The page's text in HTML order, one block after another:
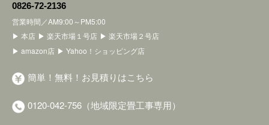
0826-72-2136
営業時間／AM9:00～PM5:00
▶ 本店 ▶ 楽天市場１号店 ▶ 楽天市場２号店
▶ amazon店 ▶ Yahoo！ショッピング店
簡単！無料！お見積りはこちら
0120-042-756（地域限定畳工事専用）